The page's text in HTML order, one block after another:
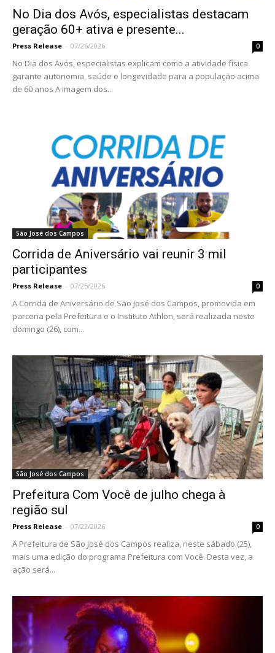
No Dia dos Avós, especialistas destacam
geração 60+ ativa e presente...
Press Release - 07/26/2026 0
No Dia dos Avós, especialistas explicam como a atividade física
garante autonomia, saúde e longevidade para a população acima
de 60 anos A imagem dos...
São José dos Campos
Corrida de Aniversário vai reunir 3 mil
participantes
Press Release - 07/25/2026 0
A Corrida de Aniversário de São José dos Campos, promovida em
parceria pela Prefeitura e o Instituto Athlon, será realizada neste
domingo (26), com...
São José dos Campos
Prefeitura Com Você de julho chega à
região sul
Press Release - 07/22/2026 0
A Prefeitura de São José dos Campos realiza, neste sábado (25),
mais uma edição do programa Prefeitura com Você. Desta vez, a
ação será...